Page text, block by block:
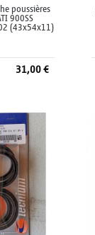
poussières
900SS
(43x54x11)
31,00 €